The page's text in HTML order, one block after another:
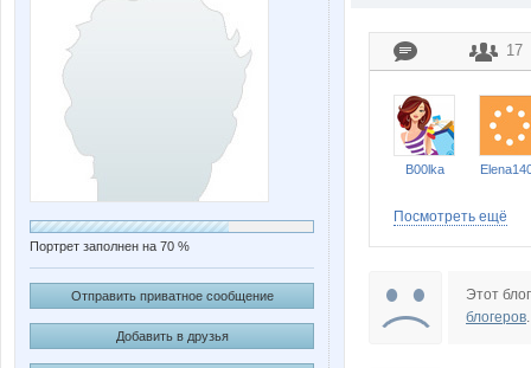
Портрет заполнен на 70 %
Отправить приватное сообщение
Добавить в друзья
17
B00lka
Посмотреть ещё
Этот
блогеров.